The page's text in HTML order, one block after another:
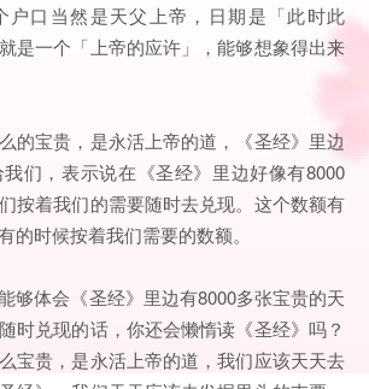
户口当然是天父上帝，日期是「此时此
是一个「上帝的应许」，能够想象得出来
的宝贵，是永活上帝的道，《圣经》里边
们，表示说在《圣经》里边好像有8000
按着我们的需要随时去兑现。这个数额有
的时候按着我们需要的数额。
够体会《圣经》里边有8000多张宝贵的天
时兑现的话，你还会懒惰读《圣经》吗？
宝贵，是永活上帝的道，我们应该天天去